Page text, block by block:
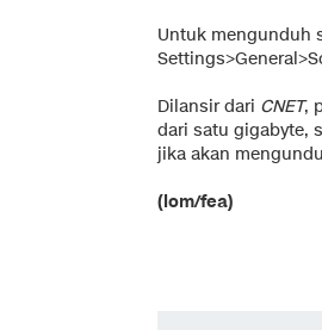
Untuk mengunduh
Dilansir dari CNET,
dari satu gigabyte,
jika akan
(lom/fea)